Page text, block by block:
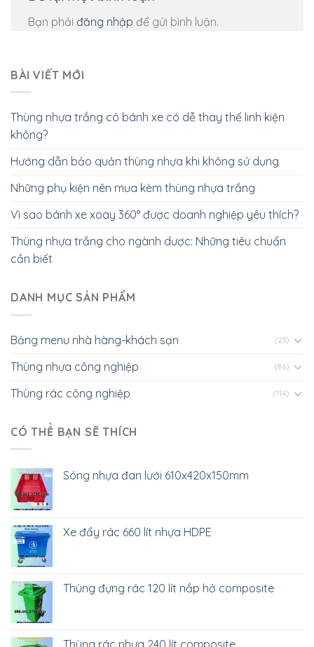
Bạn phải đăng nhập để gửi bình luận.
BÀI VIẾT MỚI
Thùng nhựa trắng có bánh xe có dễ thay thế linh kiện
không?
Hướng dẫn bảo quản thùng nhựa khi không sử dụng
Những phụ kiện nên mua kèm thùng nhựa trắng
Vì sao bánh xe xoay 360° được doanh nghiệp yêu thích?
Thùng nhựa trắng cho ngành dược: Những tiêu chuẩn
cần biết
DANH MỤC SẢN PHẨM
Bảng menu nhà hàng-khách sạn (23)
Thùng nhựa công nghiệp (86)
Thùng rác công nghiệp (114)
CÓ THỂ BẠN SẼ THÍCH
Sóng nhựa đan lưới 610x420x150mm
Xe đẩy rác 660 lít nhựa HDPE
Thùng đựng rác 120 lít nắp hở composite